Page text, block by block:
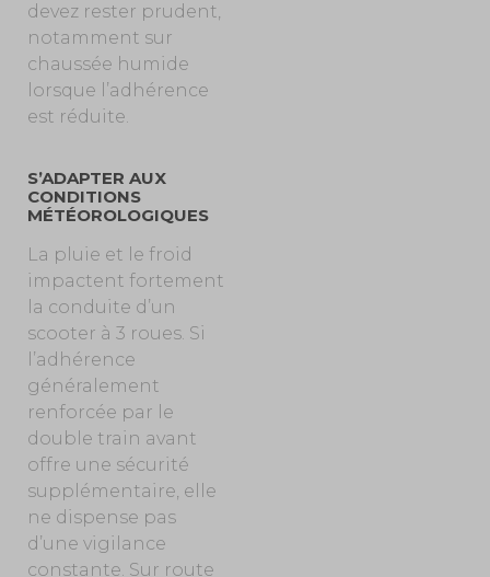
devez rester prudent,
notamment sur
chaussée humide
lorsque l’adhérence
est réduite.
S’ADAPTER AUX
CONDITIONS
MÉTÉOROLOGIQUES
La pluie et le froid
impactent fortement
la conduite d’un
scooter à 3 roues. Si
l’adhérence
généralement
renforcée par le
double train avant
offre une sécurité
supplémentaire, elle
ne dispense pas
d’une vigilance
constante. Sur route